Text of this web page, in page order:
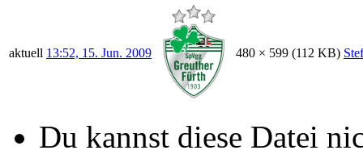
aktuell 13:52, 15. Jun. 2009 480 × 599 (112 KB)
Du kannst diese Datei